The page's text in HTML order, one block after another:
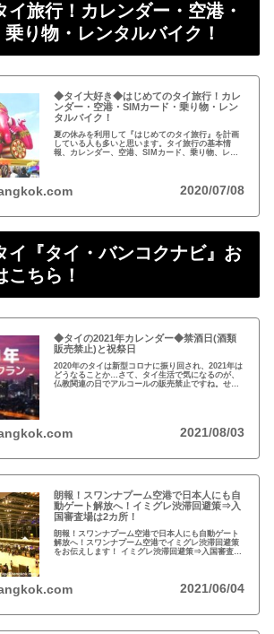
イ旅行！カレンダー・空港・
り物・レンタルバイク！
◆タイ大好き◆はじめてのタイ旅行！カレ
ンダー・空港・SIMカード・乗り物・レン
タルバイク！
夏の休みを利用して『はじめてのタイ旅行』を計画
している人も多いと思います。タイ旅行の基本情
報、カレンダー、空港、SIMカード、乗り物、レン
2020/07/08
イ『タイ・バンコクナビ』お
ちら！
◆タイの2021年カレンダー◆禁酒日(酒類
販売禁止)と祝祭日
2020年のタイは新型コロナに振り回され、2021年は
どうなることか…さて、タイ生活で気になるのが、
仏教関連の日でアルコールの販売禁止ですね。せっ
2021/08/03
朗報！スワンナプーム空港で日本人にも自
動ゲート解放へ！イミグレ渋滞回避策⇒入
国審査場は2カ所！
朗報！スワンナプーム空港で日本人にも自動ゲート
解放へ！スワンナプーム空港でイミグレ渋滞回避策
をお伝えします！ イミグレ渋滞回避策⇒入国審査場
2021/06/04